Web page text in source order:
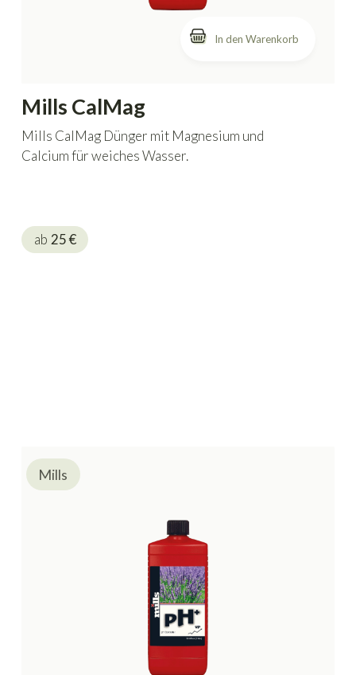
In den Warenkorb
Mills CalMag
Mills CalMag Dünger mit Magnesium und
Calcium für weiches Wasser.
ab 25€
Mills